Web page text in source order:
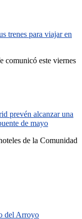
trenes para viajar en
este viernes
prevén alcanzar una
de mayo
de la Comunidad